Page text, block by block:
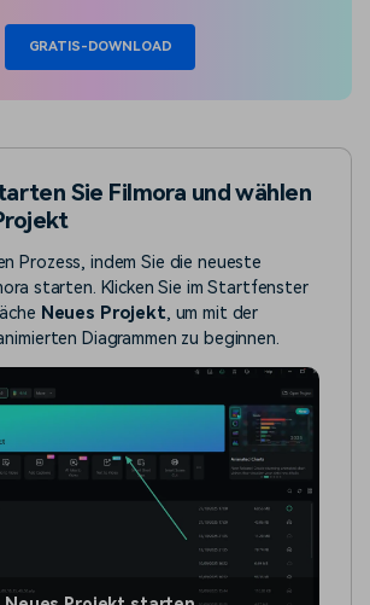
GRATIS-DOWNLOAD
Sie Filmora und wählen
Prozess, indem Sie die neueste
starten. Klicken Sie im Startfenster
Neues Projekt, um mit der
Diagrammen zu beginnen.